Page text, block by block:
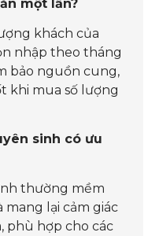
một lần?
khách của
nhập theo tháng
bảo nguồn cung,
khi mua số lượng
sinh có ưu
thường mềm
lại cảm giác
phù hợp cho các